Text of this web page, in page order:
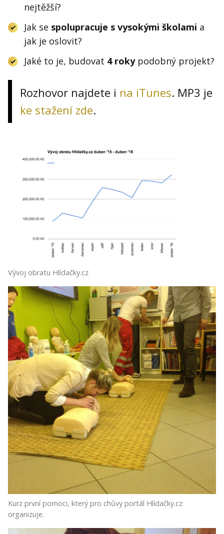
nejtěžší?
Jak se spolupracuje s vysokými školami a
jak je oslovit?
Jaké to je, budovat 4 rokypodobný projekt?
Rozhovor najdete i na iTunes. MP3 je
ke stažení zde.
Vývoj obratu Hlídačky.cz
Kurz první pomoci, který pro chůvy portál Hlídačky.cz
organizuje.